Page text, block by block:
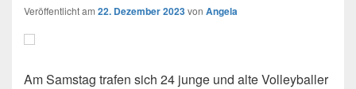
Veröffentlicht am 22. Dezember 2023von Angela
Am Samstag trafen sich 24 junge und alte Volleyballer